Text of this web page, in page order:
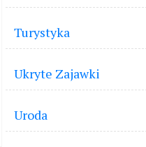
Turystyka
Ukryte Zajawki
Uroda